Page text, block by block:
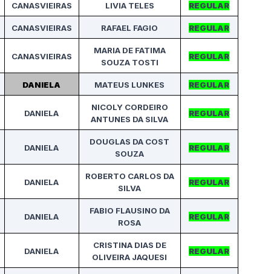
CANASVIEIRAS LIVIA TELES REGULAR
CANASVIEIRAS RAFAEL FAGIO REGULAR
CANASVIEIRAS
MARIA DE FATIMA
SOUZA TOSTI
REGULAR
DANIELA MATEUS LUNKES REGULAR
DANIELA
NICOLY CORDEIRO
ANTUNES DA SILVA
REGULAR
DANIELA
DOUGLAS DA COST
SOUZA
REGULAR
DANIELA
ROBERTO CARLOS DA
SILVA
REGULAR
DANIELA
FABIO FLAUSINO DA
ROSA
REGULAR
DANIELA
CRISTINA DIAS DE
OLIVEIRA JAQUESI
REGULAR